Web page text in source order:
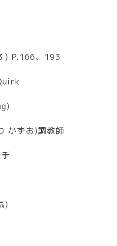
) P.166、193
かずお)調教師
)